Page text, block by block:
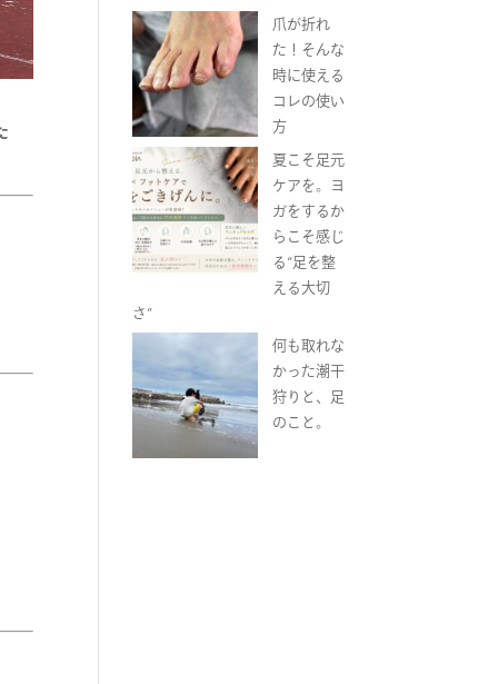
爪が折れ
た！そんな
時に使える
コレの使い
方
夏こそ足元
ケアを。ヨ
ガをするか
らこそ感じ
る“足を整
える大切
さ”
何も取れな
かった潮干
狩りと、足
のこと。